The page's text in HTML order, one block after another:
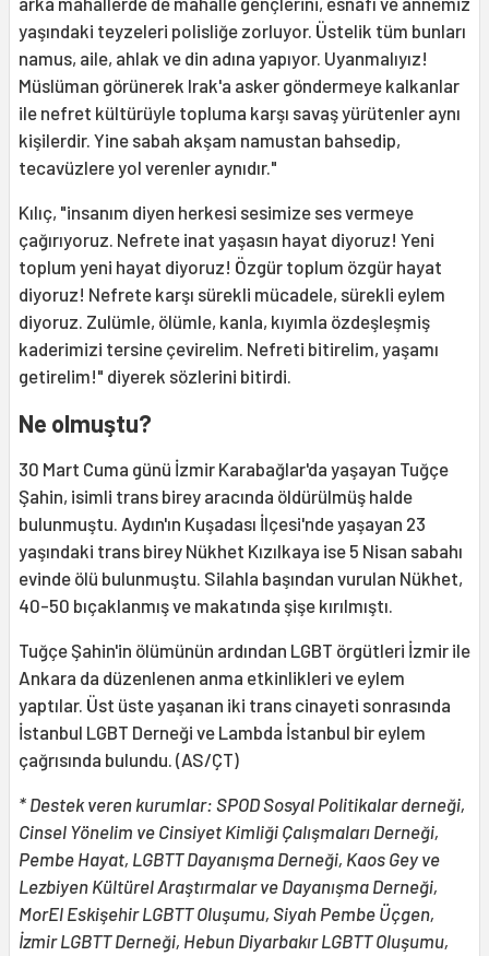
yaşındaki teyzeleri polisliğe zorluyor. Üstelik tüm bunları
namus, aile, ahlak ve din adına yapıyor. Uyanmalıyız!
Müslüman görünerek Irak'a asker göndermeye kalkanlar
ile nefret kültürüyle topluma karşı savaş yürütenler aynı
kişilerdir. Yine sabah akşam namustan bahsedip,
tecavüzlere yol verenler aynıdır."
Kılıç, "insanım diyen herkesi sesimize ses vermeye
çağırıyoruz. Nefrete inat yaşasın hayat diyoruz! Yeni
toplum yeni hayat diyoruz! Özgür toplum özgür hayat
diyoruz! Nefrete karşı sürekli mücadele, sürekli eylem
diyoruz. Zulümle, ölümle, kanla, kıyımla özdeşleşmiş
kaderimizi tersine çevirelim. Nefreti bitirelim, yaşamı
getirelim!" diyerek sözlerini bitirdi.
Ne olmuştu?
30 Mart Cuma günü İzmir Karabağlar'da yaşayan Tuğçe
Şahin, isimli trans birey aracında öldürülmüş halde
bulunmuştu. Aydın'ın Kuşadası İlçesi'nde yaşayan 23
yaşındaki trans birey Nükhet Kızılkaya ise 5 Nisan sabahı
evinde ölü bulunmuştu. Silahla başından vurulan Nükhet,
40-50 bıçaklanmış ve makatında şişe kırılmıştı.
Tuğçe Şahin'in ölümünün ardından LGBT örgütleri İzmir ile
Ankara da düzenlenen anma etkinlikleri ve eylem
yaptılar. Üst üste yaşanan iki trans cinayeti sonrasında
İstanbul LGBT Derneği ve Lambda İstanbul bir eylem
çağrısında bulundu. (AS/ÇT)
* Destek veren kurumlar: SPOD Sosyal Politikalar derneği,
Cinsel Yönelim ve Cinsiyet Kimliği Çalışmaları Derneği,
Pembe Hayat, LGBTT Dayanışma Derneği, Kaos Gey ve
Lezbiyen Kültürel Araştırmalar ve Dayanışma Derneği,
MorEl Eskişehir LGBTT Oluşumu, Siyah Pembe Üçgen,
İzmir LGBTT Derneği, Hebun Diyarbakır LGBTT Oluşumu,